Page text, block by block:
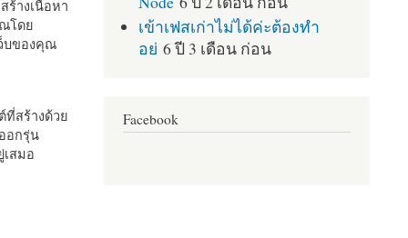
ร้างเนื้อหา
ณโดย
บของคุณ
ที่สร้างด้วย
อกรุ่น
สมอ
เข้าเฟสเก่าไม่ได้ค่ะต้องทำ
อย่ 6 ปี 3 เดือน ก่อน
Facebook